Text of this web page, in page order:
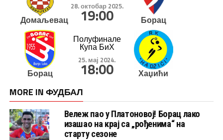
Домаљевац
28. октобар 2025.
19:00 Борац
Борац
Полуфинале
Купа БиХ
25. мај 2024.
18:00 Хаџићи
MORE IN ФУДБАЛ
Вележ пао у Платоновој! Борац лако
изашао на крај са „рођенима“ на
старту сезоне